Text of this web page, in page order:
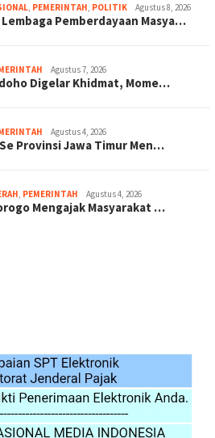
PEMERINTAH POLITIK Agustus 8, 2026
Pemberdayaan Masya…
Agustus 7, 2026
Digelar Khidmat, Mome…
Agustus 4, 2026
Provinsi Jawa Timur Men…
PEMERINTAH Agustus 4, 2026
Mengajak Masyarakat …